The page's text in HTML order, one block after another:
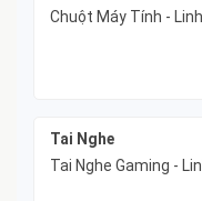
Chuột Máy Tính -
Tai Nghe
Tai Nghe Gaming -